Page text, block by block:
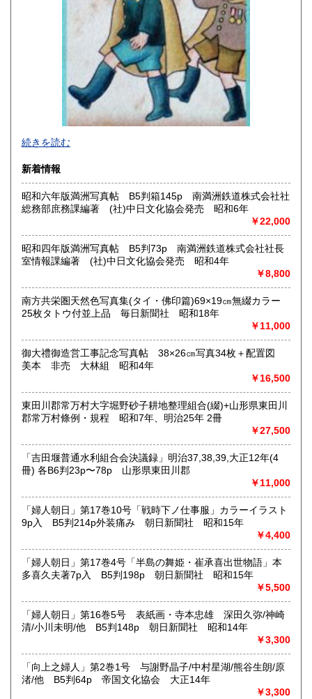
600円 鹿児島県
600円
2026年で創業45年目になります。
沿線名：(無店舗)
最寄駅：(無店舗)
営業時間：10:00〜18:00
書籍の買取について
取り扱い分野
古典籍、近代文献、趣味、サブカルチャー、古書一般（その
和本・開拓/植民資料・戦時資料・文学一般・詩歌句集・児童
書 ・児童資料・芸能/サブカル・広告資料・ポスター・版画/
刷り物 ・絵葉書・双六・地図/鳥瞰図
続きを読む
新着情報
昭和六年版満洲写真帖 B5判箱145p 南満洲鉄道株式会社社
総務部庶務課編著 (社)中日文化協会発売 昭和6年
￥22,000
昭和四年版満洲写真帖 B5判73p 南満洲鉄道株式会社社長
室情報課編著 (社)中日文化協会発売 昭和4年
￥8,800
南方共栄圏天然色写真集(タイ・佛印篇)69×19㎝無綴カラー
25枚タトウ付並上品 毎日新聞社 昭和18年
￥11,000
御大禮御造営工事記念写真帖 38×26㎝写真34枚＋配置図
美本 非売 大林組 昭和4年
￥16,500
東田川郡常万村大字堀野砂子耕地整理組合(綴)+山形県東田川
郡常万村條例・規程 昭和7年、明治25年 2冊
￥27,500
「吉田堰普通水利組合会決議録」明治37,38,39,大正12年(4
冊) 各B6判23p〜78p 山形県東田川郡
￥11,000
「婦人朝日」第17巻10号「戦時下ノ仕事服」カラーイラスト
9p入 B5判214p外装痛み 朝日新聞社 昭和15年
￥4,400
「婦人朝日」第17巻4号「半島の舞姫・崔承喜出世物語」本
多喜久夫著7p入 B5判198p 朝日新聞社 昭和15年
￥5,500
「婦人朝日」第16巻5号 表紙画・寺本忠雄 深田久弥/神崎
清/小川未明/他 B5判148p 朝日新聞社 昭和14年
￥3,300
「向上之婦人」第2巻1号 与謝野晶子/中村星湖/熊谷生朗/原
渚/他 B5判64p 帝国文化協会 大正14年
￥3,300